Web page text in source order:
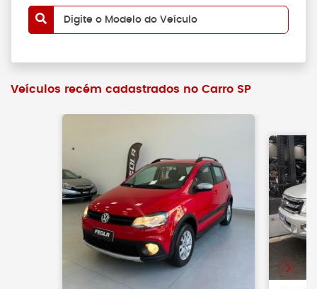
Digite o Modelo do Veículo
Veículos recém cadastrados no Carro SP